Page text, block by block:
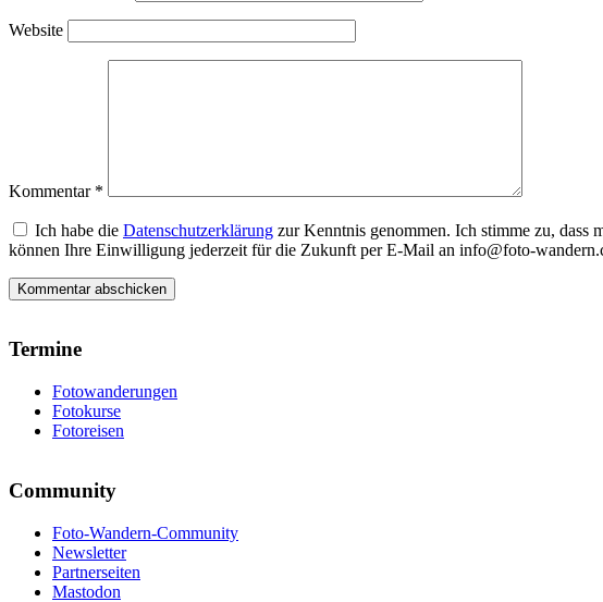
Website
Kommentar *
Ich habe die Datenschutzerklärung zur Kenntnis genommen. Ich stimme zu, dass
können Ihre Einwilligung jederzeit für die Zukunft per E-Mail an info@foto-
Termine
Fotowanderungen
Fotokurse
Fotoreisen
Community
Foto-Wandern-Community
Newsletter
Partnerseiten
Mastodon